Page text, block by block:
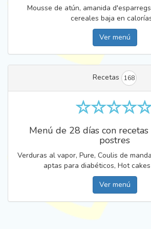
Mousse de atún, amanida
cereales baja en
Ver menú
Recetas 168
Menú de 28 días con
postres
Verduras al vapor, Pure, Coulis de
aptas para diabéticos, Hot cakes
Ver menú